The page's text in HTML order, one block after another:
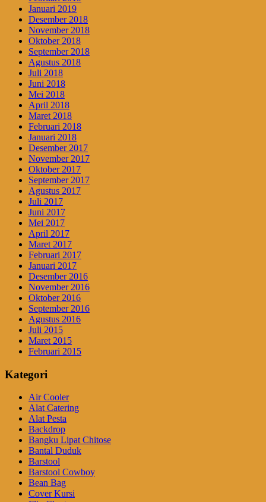
Januari 2019
Desember 2018
November 2018
Oktober 2018
September 2018
Agustus 2018
Juli 2018
Juni 2018
Mei 2018
April 2018
Maret 2018
Februari 2018
Januari 2018
Desember 2017
November 2017
Oktober 2017
September 2017
Agustus 2017
Juli 2017
Juni 2017
Mei 2017
April 2017
Maret 2017
Februari 2017
Januari 2017
Desember 2016
November 2016
Oktober 2016
September 2016
Agustus 2016
Juli 2015
Maret 2015
Februari 2015
Kategori
Air Cooler
Alat Catering
Alat Pesta
Backdrop
Bangku Lipat Chitose
Bantal Duduk
Barstool
Barstool Cowboy
Bean Bag
Cover Kursi